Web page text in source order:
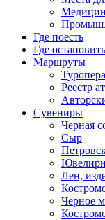
Где поесть
Где
Маршруты
Реестр
Сувениры
Черная
Сыр
Лен,
Черное